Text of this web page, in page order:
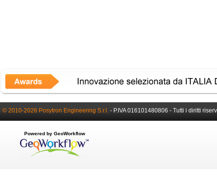
© 2010-2026 Posytron Engineering S.r.l. - P.IVA 016101480806 - Tutti i diritti
Powered by GeoWorkflow